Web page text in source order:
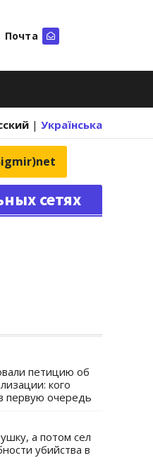
Почта
| Українська
сетях
петицию об
кого
первую очередь
а потом сел
убийства в